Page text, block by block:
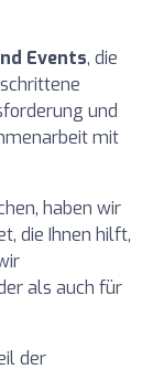
Events, die
und
mit
haben wir
die Ihnen hilft,
als auch für
der